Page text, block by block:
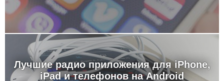
Лучшие радио приложения для iPhone,
iPad и телефонов на Android